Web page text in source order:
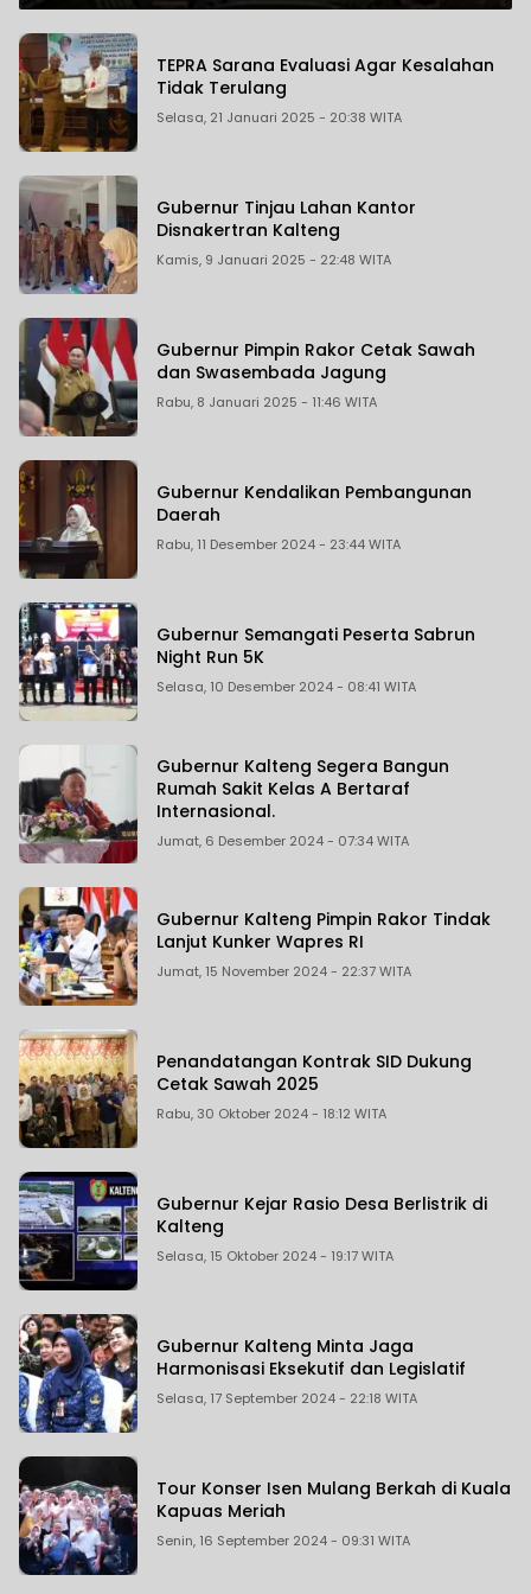
Bara.
TEPRA Sarana Evaluasi Agar Kesalahan
Tidak Terulang
Selasa, 21 Januari 2025 - 20:38 WITA
Gubernur Tinjau Lahan Kantor
Disnakertran Kalteng
Kamis, 9 Januari 2025 - 22:48 WITA
Gubernur Pimpin Rakor Cetak Sawah
dan Swasembada Jagung
Rabu, 8 Januari 2025 - 11:46 WITA
Gubernur Kendalikan Pembangunan
Daerah
Rabu, 11 Desember 2024 - 23:44 WITA
Gubernur Semangati Peserta Sabrun
Night Run 5K
Selasa, 10 Desember 2024 - 08:41 WITA
Gubernur Kalteng Segera Bangun
Rumah Sakit Kelas A Bertaraf
Internasional.
Jumat, 6 Desember 2024 - 07:34 WITA
Gubernur Kalteng Pimpin Rakor Tindak
Lanjut Kunker Wapres RI
Jumat, 15 November 2024 - 22:37 WITA
Penandatangan Kontrak SID Dukung
Cetak Sawah 2025
Rabu, 30 Oktober 2024 - 18:12 WITA
Gubernur Kejar Rasio Desa Berlistrik di
Kalteng
Selasa, 15 Oktober 2024 - 19:17 WITA
Gubernur Kalteng Minta Jaga
Harmonisasi Eksekutif dan Legislatif
Selasa, 17 September 2024 - 22:18 WITA
Tour Konser Isen Mulang Berkah di Kuala
Kapuas Meriah
Senin, 16 September 2024 - 09:31 WITA